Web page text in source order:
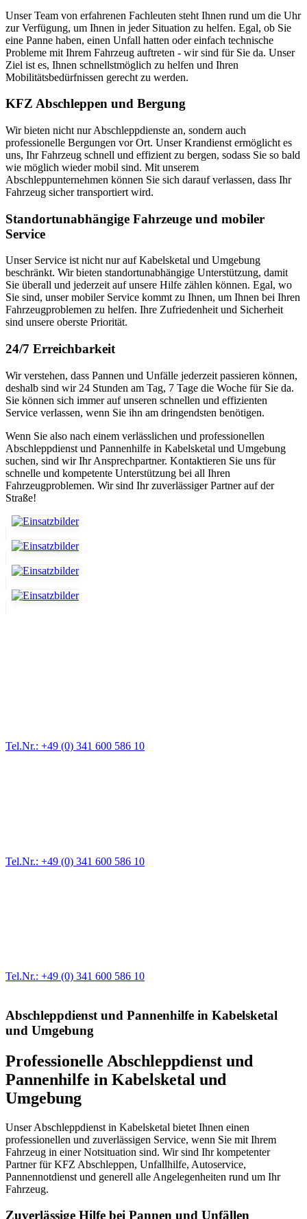
Unser Team von erfahrenen Fachleuten steht Ihnen rund um die Uhr
zur Verfügung, um Ihnen in jeder Situation zu helfen. Egal, ob Sie
eine Panne haben, einen Unfall hatten oder einfach technische
Probleme mit Ihrem Fahrzeug auftreten - wir sind für Sie da. Unser
Ziel ist es, Ihnen schnellstmöglich zu helfen und Ihren
Mobilitätsbedürfnissen gerecht zu werden.
KFZ Abschleppen und Bergung
Wir bieten nicht nur Abschleppdienste an, sondern auch
professionelle Bergungen vor Ort. Unser Krandienst ermöglicht es
uns, Ihr Fahrzeug schnell und effizient zu bergen, sodass Sie so bald
wie möglich wieder mobil sind. Mit unserem
Abschleppunternehmen können Sie sich darauf verlassen, dass Ihr
Fahrzeug sicher transportiert wird.
Standortunabhängige Fahrzeuge und mobiler
Service
Unser Service ist nicht nur auf Kabelsketal und Umgebung
beschränkt. Wir bieten standortunabhängige Unterstützung, damit
Sie überall und jederzeit auf unsere Hilfe zählen können. Egal, wo
Sie sind, unser mobiler Service kommt zu Ihnen, um Ihnen bei Ihren
Fahrzeugproblemen zu helfen. Ihre Zufriedenheit und Sicherheit
sind unsere oberste Priorität.
24/7 Erreichbarkeit
Wir verstehen, dass Pannen und Unfälle jederzeit passieren können,
deshalb sind wir 24 Stunden am Tag, 7 Tage die Woche für Sie da.
Sie können sich immer auf unseren schnellen und effizienten
Service verlassen, wenn Sie ihn am dringendsten benötigen.
Wenn Sie also nach einem verlässlichen und professionellen
Abschleppdienst und Pannenhilfe in Kabelsketal und Umgebung
suchen, sind wir Ihr Ansprechpartner. Kontaktieren Sie uns für
schnelle und kompetente Unterstützung bei all Ihren
Fahrzeugproblemen. Wir sind Ihr zuverlässiger Partner auf der
Straße!
Tel.Nr.: +49 (0) 341 600 586 10
Tel.Nr.: +49 (0) 341 600 586 10
Tel.Nr.: +49 (0) 341 600 586 10
Abschleppdienst und Pannenhilfe in Kabelsketal
und Umgebung
Professionelle Abschleppdienst und
Pannenhilfe in Kabelsketal und
Umgebung
Unser Abschleppdienst in Kabelsketal bietet Ihnen einen
professionellen und zuverlässigen Service, wenn Sie mit Ihrem
Fahrzeug in einer Notsituation sind. Wir sind Ihr kompetenter
Partner für KFZ Abschleppen, Unfallhilfe, Autoservice,
Pannennotdienst und generell alle Angelegenheiten rund um Ihr
Fahrzeug.
Zuverlässige Hilfe bei Pannen und Unfällen